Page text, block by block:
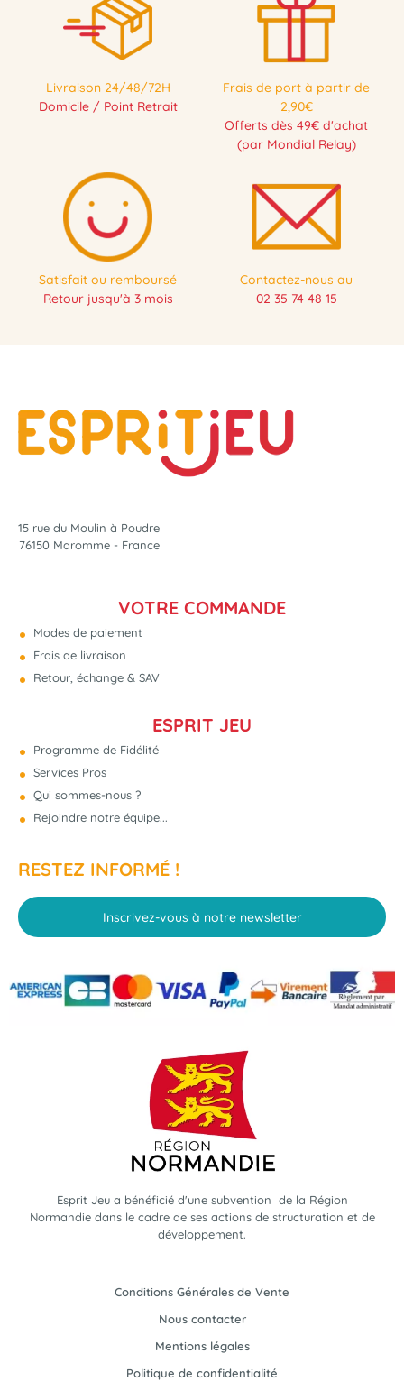
Livraison 24/48/72H
Domicile / Point Retrait
Frais de port à partir de
2,90€
Offerts dès 49€ d'achat
(par Mondial Relay)
Satisfait ou remboursé
Retour jusqu'à 3 mois
Contactez-nous au
02 35 74 48 15
15 rue du Moulin à Poudre
76150 Maromme - France
VOTRE COMMANDE
Modes de paiement
Frais de livraison
Retour, échange & SAV
ESPRIT JEU
Programme de Fidélité
Services Pros
Qui sommes-nous ?
Rejoindre notre équipe...
RESTEZ INFORMÉ !
Inscrivez-vous à notre newsletter
Esprit Jeu a bénéficié d'une subvention de la Région
Normandie dans le cadre de ses actions de structuration et de
développement.
Conditions Générales de Vente
Nous contacter
Mentions légales
Politique de confidentialité